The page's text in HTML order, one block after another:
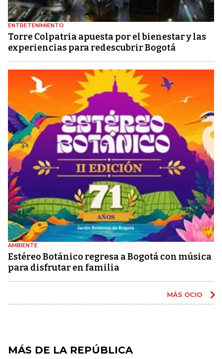
ENTRETENIMIENTO
Torre Colpatria apuesta por el bienestar y las
experiencias para redescubrir Bogotá
AMBIENTE
Estéreo Botánico regresa a Bogotá con música
para disfrutar en familia
MÁS OCIO
MÁS DE LA REPÚBLICA